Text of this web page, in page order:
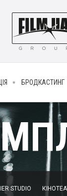
БРОДКАСТИНГ
STUDIO